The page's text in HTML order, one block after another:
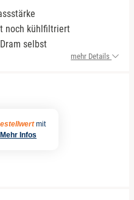
noch kühlfiltriert
selbst
mehr Details
mit
Mehr Infos